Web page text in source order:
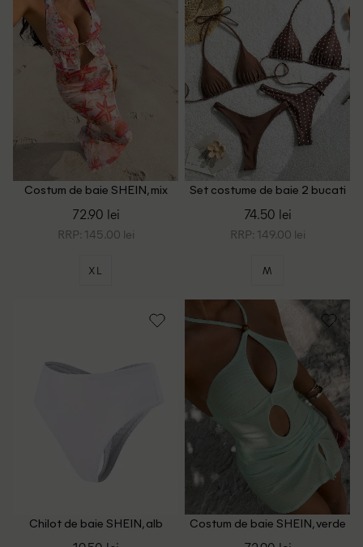
Costum de baie SHEIN, mix
72.90 lei
RRP: 145.00 lei
XL
Set costume de baie 2 bucati
74.50 lei
RRP: 149.00 lei
M
Chilot de baie SHEIN, alb Costum de baie SHEIN, verde